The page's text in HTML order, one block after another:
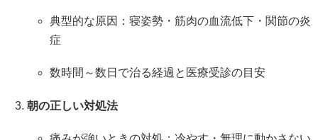
典型的な原因：寝姿勢・筋肉の血流低下・関節の炎
症
数時間～数日で治る経過と医療受診の目安
朝の正しい対処法